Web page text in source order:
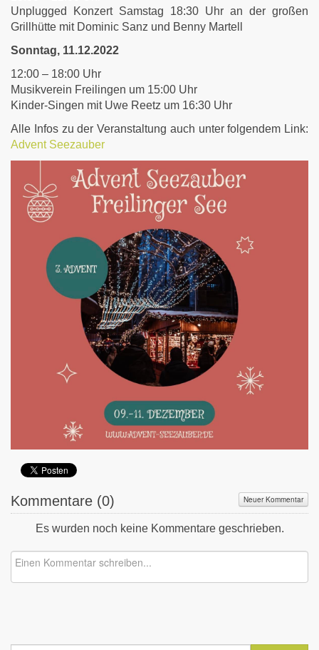
Unplugged Konzert Samstag 18:30 Uhr an der großen
Grillhütte mit Dominic Sanz und Benny Martell
Sonntag, 11.12.2022
12:00 – 18:00 Uhr
Musikverein Freilingen um 15:00 Uhr
Kinder-Singen mit Uwe Reetz um 16:30 Uhr
Alle Infos zu der Veranstaltung auch unter folgendem Link:
Advent Seezauber
Kommentare (0) Neuer Kommentar
Es wurden noch keine Kommentare geschrieben.